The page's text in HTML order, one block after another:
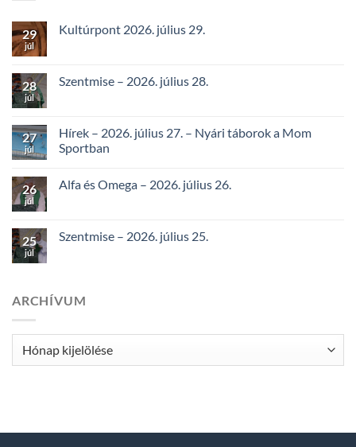
29
júl
Kultúrpont 2026. július 29.
28
júl
Szentmise – 2026. július 28.
27
júl
Hírek – 2026. július 27. – Nyári táborok a Mom
Sportban
26
júl
Alfa és Omega – 2026. július 26.
25
júl
Szentmise – 2026. július 25.
ARCHÍVUM
Archívum